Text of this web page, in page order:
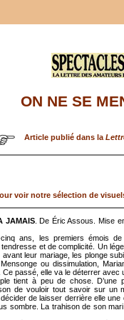
ON NE SE
Article publié dans la
voir notre sélection de
JAMAIS. De Éric Assous. Mise
ans, les premiers émois
et de complicité. Un
leur mariage, les plonge
ou dissimulation,
Ce passé, elle va le déterrer avec
tient à peu de chose.
de vouloir tout savoir sur un
de laisser derrière elle
sombre. La trahison de son